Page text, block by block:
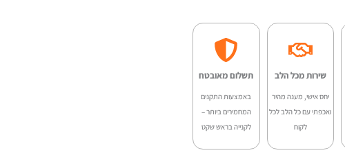
GN81D
גיטרה
יפיפייה
צליל
₪2,890.00.
₪2,200.00.
שירות מכל הלב
יחס אישי, מענה מהיר
ואכפתי עם כל הלב לכל
לקוח
תשלום מאובטח
באמצעות התקנים
המחמירים ביותר –
לקנייה בראש שקט